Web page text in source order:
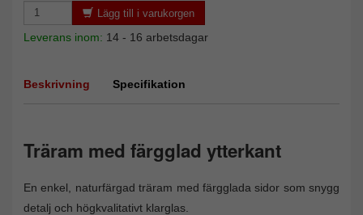
Lägg till i varukorgen
Leverans inom: 14 - 16 arbetsdagar
Beskrivning Specifikation
Träram med färgglad ytterkant
En enkel, naturfärgad träram med färgglada sidor som snygg
detalj och högkvalitativt klarglas.